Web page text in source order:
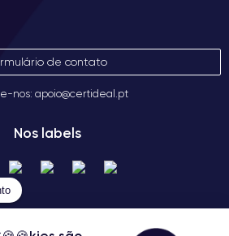
de contato
nos: apoio@certideal.pt
Nos labels